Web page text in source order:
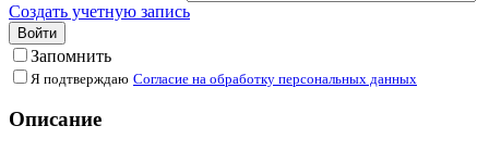
Создать учетную запись
Войти
Запомнить
Я подтверждаю Согласие на обработку персональных данных
Описание